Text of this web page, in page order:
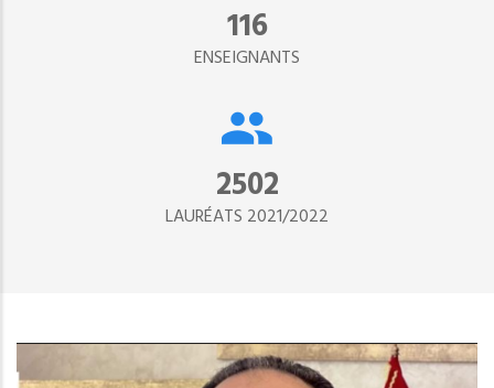
134
ENSEIGNANTS
2890
LAURÉATS 2021/2022